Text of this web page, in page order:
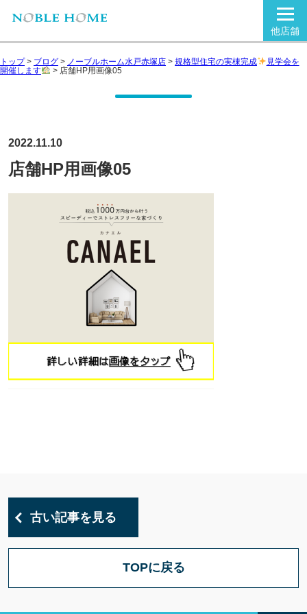
他店舗
トップ> ブログ > ノーブルホーム水戸赤塚店 > 規格型住宅の実棟完成
見学会を
開催します
> 店舗HP用画像05
2022.11.10
店舗HP用画像05
古い記事を見る
TOPに戻る